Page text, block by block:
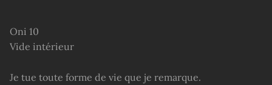
Oni 10
Vide intérieur
Je tue toute forme de vie que je remarque.